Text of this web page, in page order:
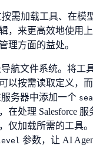
需加载工具、在模
，来更高效地使用
理方面的益处。
航文件系统。将工
以按需读取定义，
务器中添加一个
在处理 Salesforce
仅加载所需的工具
参数，让 AI